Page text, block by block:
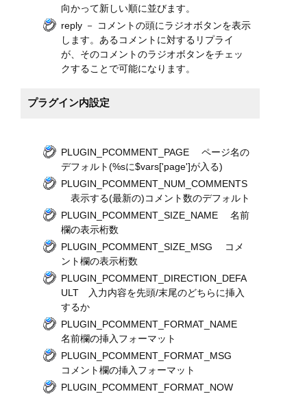
向かって新しい順に並びます。
reply － コメントの頭にラジオボタンを表示
します。あるコメントに対するリプライ
が、そのコメントのラジオボタンをチェッ
クすることで可能になります。
プラグイン内設定
PLUGIN_PCOMMENT_PAGE ページ名の
デフォルト(%sに$vars['page']が入る)
PLUGIN_PCOMMENT_NUM_COMMENTS
表示する(最新の)コメント数のデフォルト
PLUGIN_PCOMMENT_SIZE_NAME 名前
欄の表示桁数
PLUGIN_PCOMMENT_SIZE_MSG コメ
ント欄の表示桁数
PLUGIN_PCOMMENT_DIRECTION_DEFA
ULT 入力内容を先頭/末尾のどちらに挿入
するか
PLUGIN_PCOMMENT_FORMAT_NAME
名前欄の挿入フォーマット
PLUGIN_PCOMMENT_FORMAT_MSG
コメント欄の挿入フォーマット
PLUGIN_PCOMMENT_FORMAT_NOW